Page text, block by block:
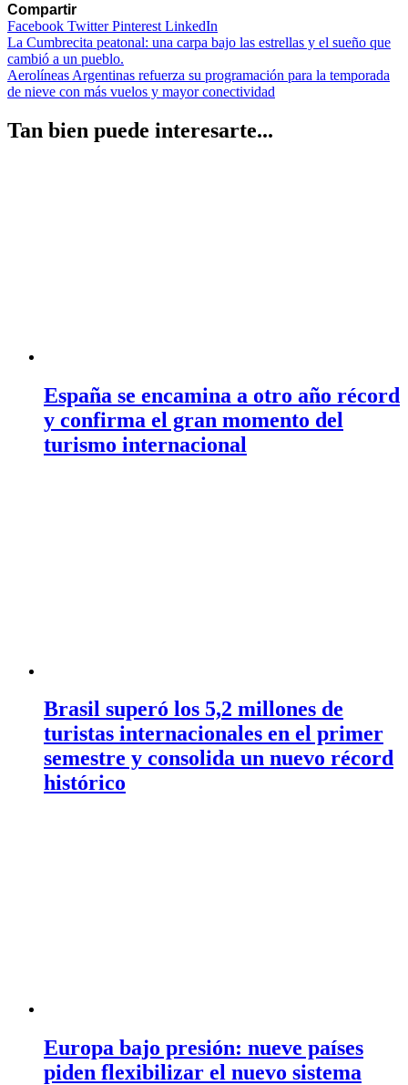
Compartir
Facebook TwitterPinterest LinkedIn
Navegación
de
entradas
La Cumbrecita peatonal: una carpa bajo las estrellas y el sueño que
cambió a un pueblo.
Aerolíneas Argentinas refuerza su programación para la temporada
de nieve con más vuelos y mayor conectividad
Tan bien puede interesarte...
España se encamina a otro año récord
y confirma el gran momento del
turismo internacional
Brasil superó los 5,2 millones de
turistas internacionales en el primer
semestre y consolida un nuevo récord
histórico
Europa bajo presión: nueve países
piden flexibilizar el nuevo sistema